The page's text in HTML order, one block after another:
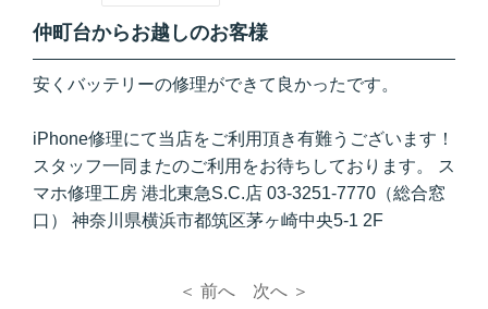
仲町台からお越しのお客様
安くバッテリーの修理ができて良かったです。
iPhone修理にて当店をご利用頂き有難うございます！
スタッフ一同またのご利用をお待ちしております。 ス
マホ修理工房 港北東急S.C.店 03-3251-7770（総合窓
口） 神奈川県横浜市都筑区茅ヶ崎中央5-1 2F
＜ 前へ 次へ ＞